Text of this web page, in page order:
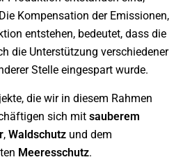
Kompensation der Emissionen,
entstehen, bedeutet, dass die
die Unterstützung verschiedener
Stelle eingespart wurde.
die wir in diesem Rahmen
sich mit sauberem
, Waldschutz und dem
Meeresschutz.